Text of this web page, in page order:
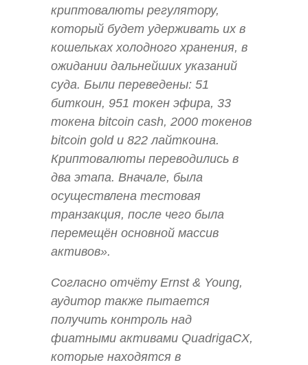
криптовалюты регулятору,
который будет удерживать их в
кошельках холодного хранения, в
ожидании дальнейших указаний
суда. Были переведены: 51
биткоин, 951 токен эфира, 33
токена bitcoin cash, 2000 токенов
bitcoin gold и 822 лайткоина.
Криптовалюты переводились в
два этапа. Вначале, была
осуществлена тестовая
транзакция, после чего была
перемещён основной массив
активов».
Согласно отчёту Ernst & Young,
аудитор также пытается
получить контроль над
фиатными активами QuadrigaCX,
которые находятся в